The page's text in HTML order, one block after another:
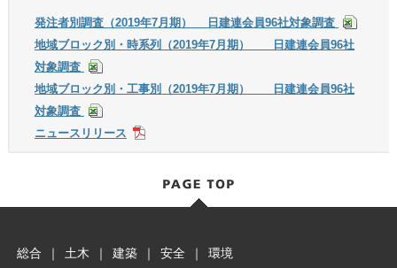
発注者別調査（2019年7月期） 日建連会員96社対象調査
地域ブロック別・時系列（2019年7月期） 日建連会員96社
対象調査
地域ブロック別・工事別（2019年7月期） 日建連会員96社
対象調査
ニュースリリース
総合 ｜ 土木 ｜ 建築 ｜ 安全 ｜ 環境